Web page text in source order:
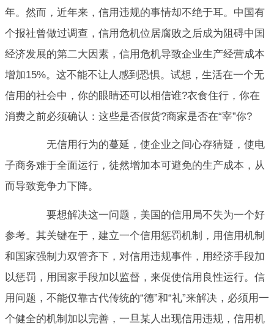
年。然而，近年来，信用违规的事情却不绝于耳。中国有
个报社曾做过调查，信用危机位居腐败之后成为阻碍中国
经济发展的第二大因素，信用危机导致企业生产经营成本
增加15%。这不能不让人感到恐惧。试想，生活在一个无
信用的社会中，你的眼睛还可以相信谁?衣食住行，你在
消费之前必须确认：这些是否假货?商家是否在“宰”你?
无信用行为的蔓延，使企业之间心存猜疑，使电
子商务难于全面运行，徒然增加本可避免的生产成本，从
而导致竞争力下降。
要想解决这一问题，美国的信用局不失为一个好
参考。其关键在于，建立一个信用惩罚机制，用信用机制
和国家强制力双管齐下，对信用违规事件，用经济手段加
以惩罚，用国家手段加以监督，来促使信用良性运行。信
用问题，不能仅靠古代传统的“德”和“礼”来解决，必须用一
个健全的机制加以完善，一旦某人出现信用违规，信用机